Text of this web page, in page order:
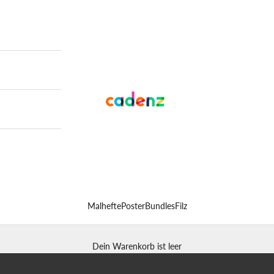
Cadenz
MalheftePosterBundlesFilz
Dein Warenkorb ist leer